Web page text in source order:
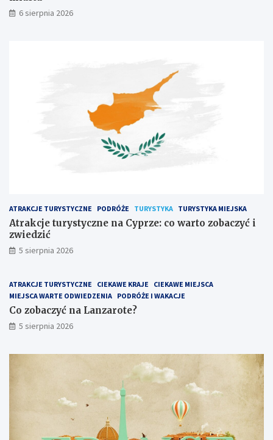
6 sierpnia 2026
ATRAKCJE TURYSTYCZNE PODRÓŻE TURYSTYKA TURYSTYKA MIEJSKA
Atrakcje turystyczne na Cyprze: co warto zobaczyć i
zwiedzić
5 sierpnia 2026
ATRAKCJE TURYSTYCZNE CIEKAWE KRAJE
CIEKAWE MIEJSCA
MIEJSCA WARTE ODWIEDZENIA PODRÓŻE I WAKACJE
Co zobaczyć na Lanzarote?
5 sierpnia 2026